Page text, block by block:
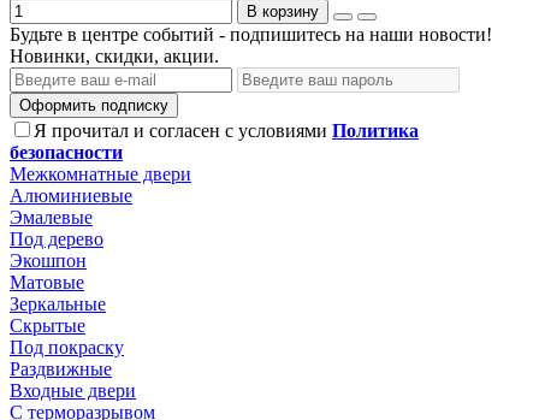
В корзину
Будьте в центре событий - подпишитесь на наши новости!
Новинки, скидки, акции.
Оформить подписку
Я прочитал и согласен с условиями Политика
безопасности
Межкомнатные двери
Алюминиевые
Эмалевые
Под дерево
Экошпон
Матовые
Зеркальные
Скрытые
Под покраску
Раздвижные
Входные двери
С терморазрывом